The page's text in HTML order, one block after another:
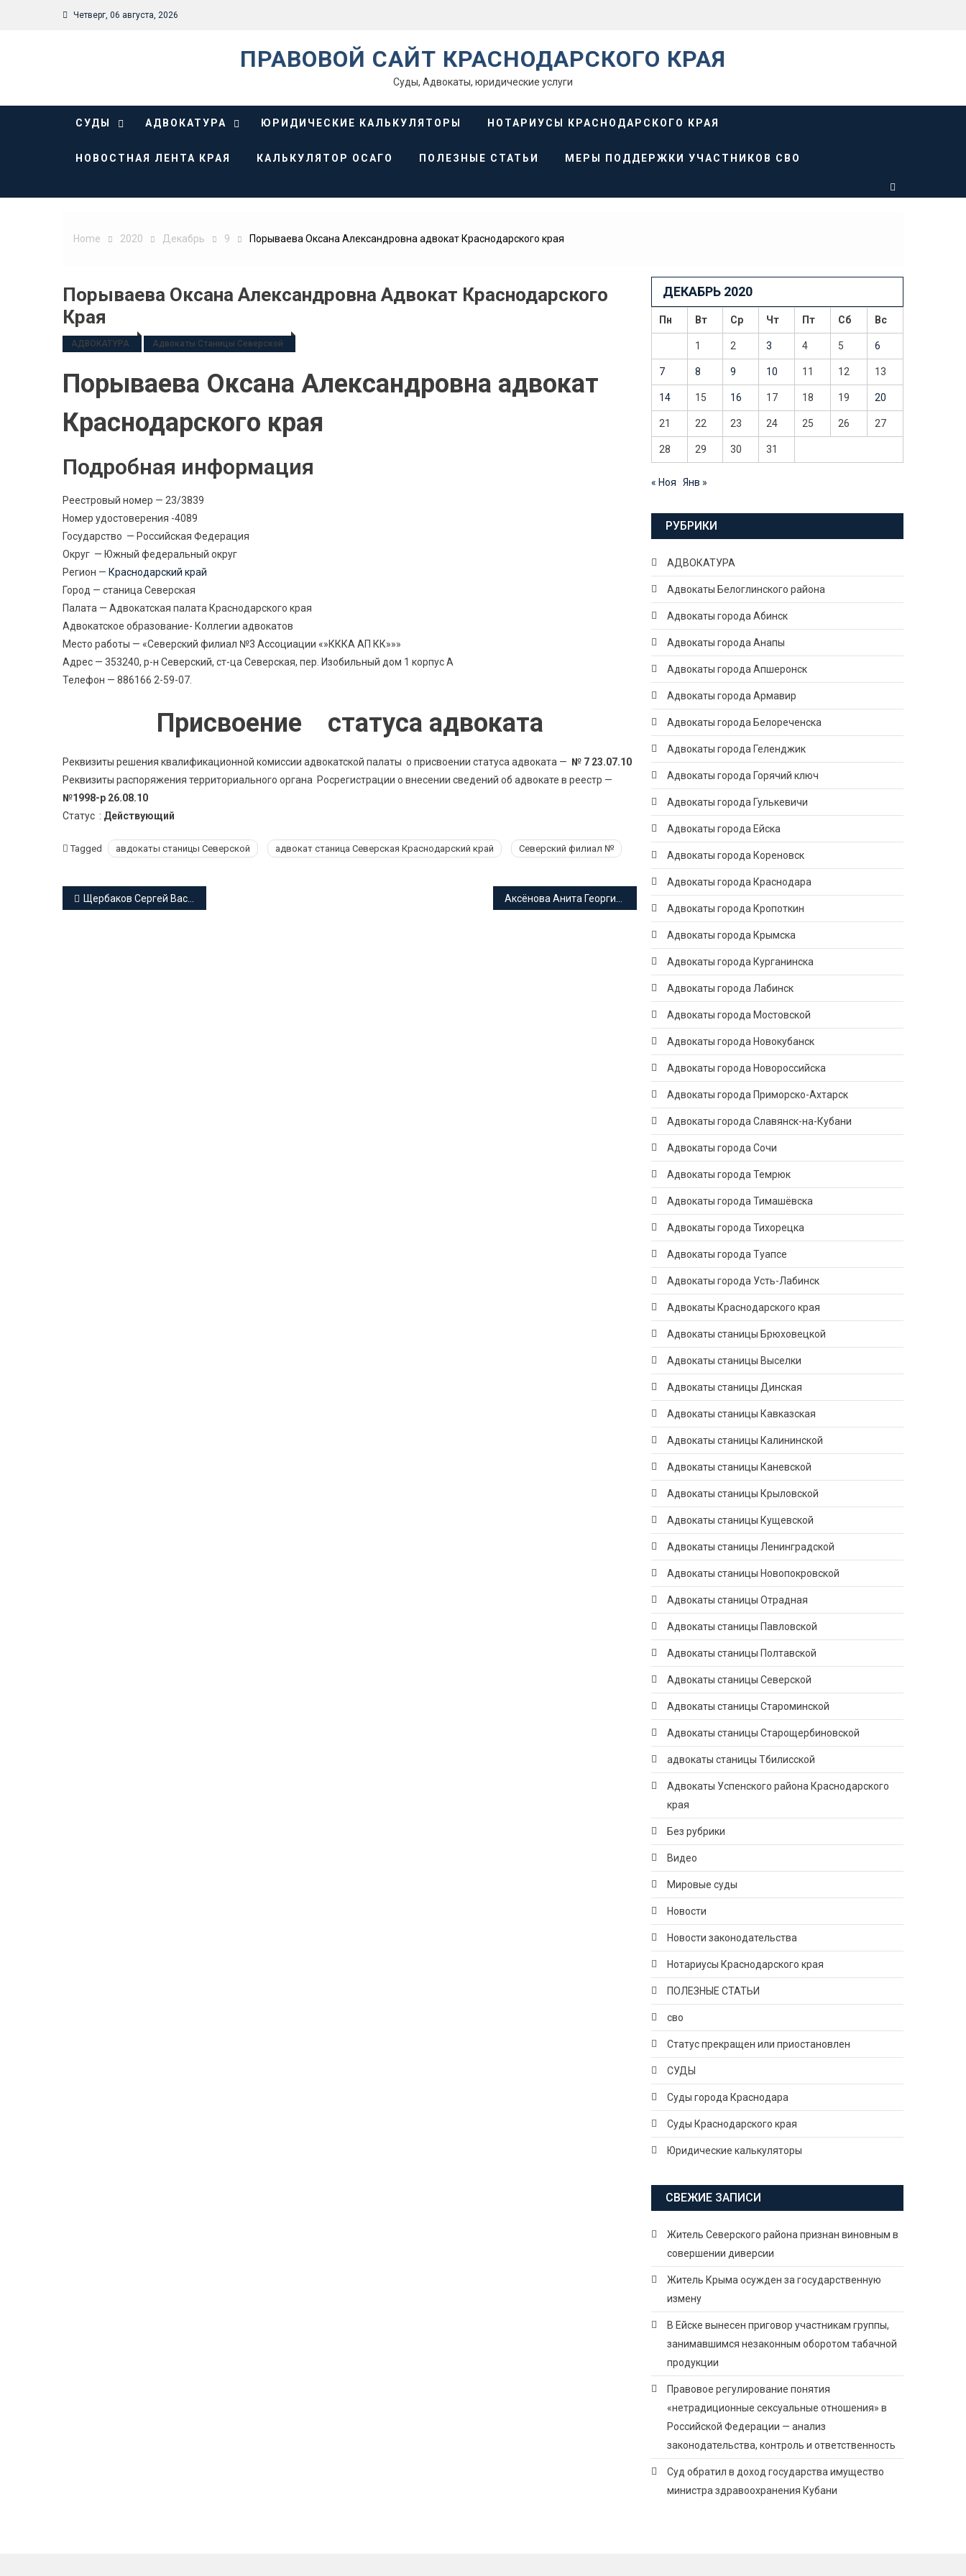
Четверг, 06 августа, 2026
ПРАВОВОЙ САЙТ КРАСНОДАРСКОГО КРАЯ
Суды, Адвокаты, юридические услуги
СУДЫ АДВОКАТУРА ЮРИДИЧЕСКИЕ КАЛЬКУЛЯТОРЫ НОТАРИУСЫ КРАСНОДАРСКОГО КРАЯ
НОВОСТНАЯ ЛЕНТА КРАЯ КАЛЬКУЛЯТОР ОСАГО ПОЛЕЗНЫЕ СТАТЬИ МЕРЫ ПОДДЕРЖКИ УЧАСТНИКОВ СВО
Home 2020 Декабрь 9 Порываева Оксана Александровна адвокат Краснодарского края
Порываева Оксана Александровна Адвокат Краснодарского
Края
АДВОКАТУРА Адвокаты Станицы Северской
Порываева Оксана Александровна адвокат
Краснодарского края
Подробная информация
Реестровый номер — 23/3839
Номер удостоверения -4089
Государство — Российская Федерация
Округ — Южный федеральный округ
Регион — Краснодарский край
Город — станица Северская
Палата — Адвокатская палата Краснодарского края
Адвокатское образование- Коллегии адвокатов
Место работы — «Северский филиал №3 Ассоциации «»КККА АП КК»»»
Адрес — 353240, р-н Северский, ст-ца Северская, пер. Изобильный дом 1 корпус А
Телефон — 886166 2-59-07.
Присвоение статуса адвоката
Реквизиты решения квалификационной комиссии адвокатской палаты о присвоении статуса адвоката — № 7 23.07.10
Реквизиты распоряжения территориального органа Росрегистрации о внесении сведений об адвокате в реестр —
№1998-р 26.08.10
Статус : Действующий
Tagged авдокаты станицы Северской адвокат станица Северская Краснодарский край Северский филиал №
Навигация
Щербаков Сергей Васильевич адвокат Краснодарского края
ДЕКАБРЬ 2020
Пн Вт Ср Чт Пт Сб Вс
1 2 3 4 5 6
7 8 9 10 11 12 13
14 15 16 17 18 19 20
21 22 23 24 25 26 27
28 29 30 31
« Ноя Янв »
РУБРИКИ
АДВОКАТУРА
Адвокаты Белоглинского района
Адвокаты города Абинск
Адвокаты города Анапы
Адвокаты города Апшеронск
Адвокаты города Армавир
Адвокаты города Белореченска
Адвокаты города Геленджик
Адвокаты города Горячий ключ
Адвокаты города Гулькевичи
Адвокаты города Ейска
Адвокаты города Кореновск
Адвокаты города Краснодара
Адвокаты города Кропоткин
Адвокаты города Крымска
Адвокаты города Курганинска
Адвокаты города Лабинск
Адвокаты города Мостовской
Адвокаты города Новокубанск
Адвокаты города Новороссийска
Адвокаты города Приморско-Ахтарск
Адвокаты города Славянск-на-Кубани
Адвокаты города Сочи
Адвокаты города Темрюк
Адвокаты города Тимашёвска
Адвокаты города Тихорецка
Адвокаты города Туапсе
Адвокаты города Усть-Лабинск
Адвокаты Краснодарского края
Адвокаты станицы Брюховецкой
Адвокаты станицы Выселки
Адвокаты станицы Динская
Адвокаты станицы Кавказская
Адвокаты станицы Калининской
Адвокаты станицы Каневской
Адвокаты станицы Крыловской
Адвокаты станицы Кущевской
Адвокаты станицы Ленинградской
Адвокаты станицы Новопокровской
Адвокаты станицы Отрадная
Адвокаты станицы Павловской
Адвокаты станицы Полтавской
Адвокаты станицы Северской
Адвокаты станицы Староминской
Адвокаты станицы Старощербиновской
адвокаты станицы Тбилисской
Адвокаты Успенского района Краснодарского
края
Без рубрики
Видео
Мировые суды
Новости
Новости законодательства
Нотариусы Краснодарского края
ПОЛЕЗНЫЕ СТАТЬИ
сво
Статус прекращен или приостановлен
СУДЫ
Суды города Краснодара
Суды Краснодарского края
Юридические калькуляторы
СВЕЖИЕ ЗАПИСИ
Житель Северского района признан виновным в
совершении диверсии
Житель Крыма осужден за государственную
измену
В Ейске вынесен приговор участникам группы,
занимавшимся незаконным оборотом табачной
продукции
Правовое регулирование понятия
«нетрадиционные сексуальные отношения» в
Российской Федерации — анализ
законодательства, контроль и ответственность
Суд обратил в доход государства имущество
министра здравоохранения Кубани